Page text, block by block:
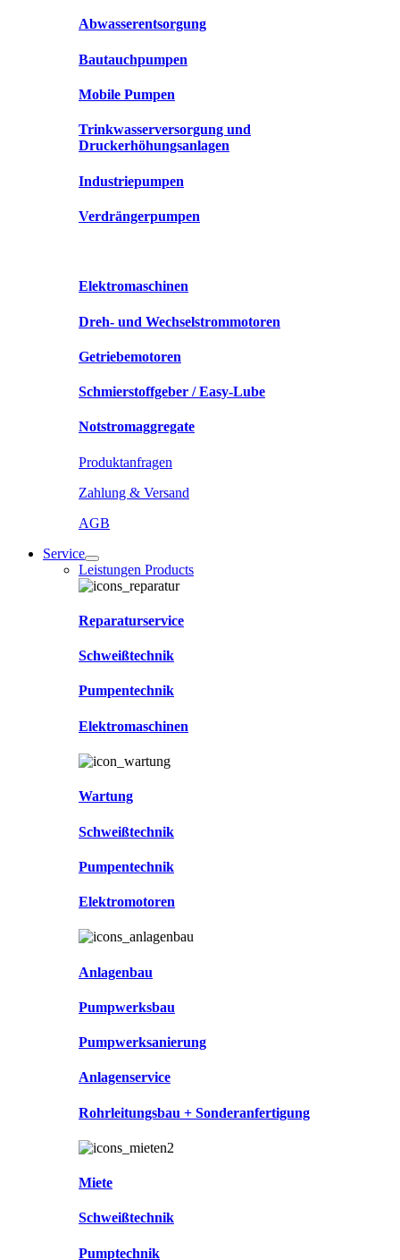
Abwasserentsorgung
Bautauchpumpen
Mobile Pumpen
Trinkwasserversorgung und
Druckerhöhungsanlagen
Industriepumpen
Verdrängerpumpen
Elektromaschinen
Dreh- und Wechselstrommotoren
Getriebemotoren
Schmierstoffgeber / Easy-Lube
Notstromaggregate
Produktanfragen
Zahlung & Versand
AGB
Service
Leistungen Products
Reparaturservice
Schweißtechnik
Pumpentechnik
Elektromaschinen
Wartung
Schweißtechnik
Pumpentechnik
Elektromotoren
Anlagenbau
Pumpwerksbau
Pumpwerksanierung
Anlagenservice
Rohrleitungsbau + Sonderanfertigung
Miete
Schweißtechnik
Pumptechnik